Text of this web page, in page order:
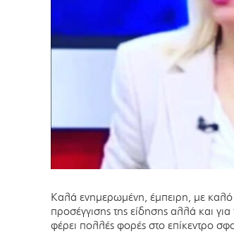
Καλά ενημερωμένη, έμπειρη, με καλό
προσέγγισης της είδησης αλλά και
φέρει πολλές φορές στο επίκεντρο